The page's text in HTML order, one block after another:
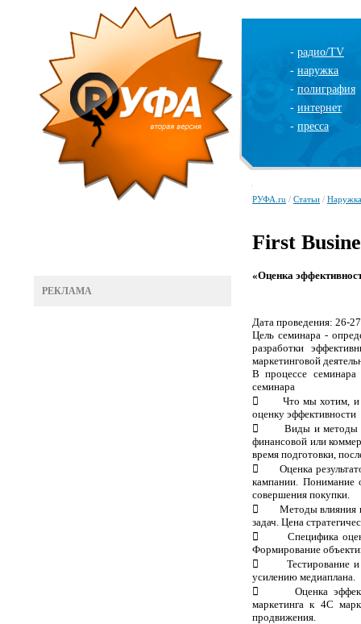
- радио/TV
- наружка
- полиграфия
- интернет
- пресса
РЕКЛАМА
РУФА.ru / Статьи / Наружка
First
«Оценка
Дата проведения: 26-
Цель семинара -
разработки
маркетинговой
В процессе
семинара
 Что мы хотим, и что
оценку эффективности
 Виды и методы
финансовой или
время подготовки,
 Оценка
кампании. Понимание
совершения покупки.
 Методы влияния на
задач. Цена
 Специфика оценки
Формирование
 Тестирование и
усилению медиаплана.
 Оценка
маркетинга к 4С
продвижения.